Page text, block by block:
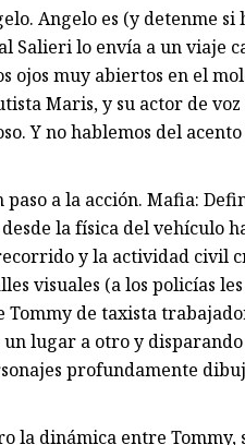
Angelo es (y detenme
lo envía a un viaje
muy abiertos en el
Maris, y su actor de
Y no hablemos del
a la acción. Mafia:
la física del vehículo
y la actividad civil
visuales (a los policías
de taxista
lugar a otro y
profundamente
la dinámica entre Tommy,